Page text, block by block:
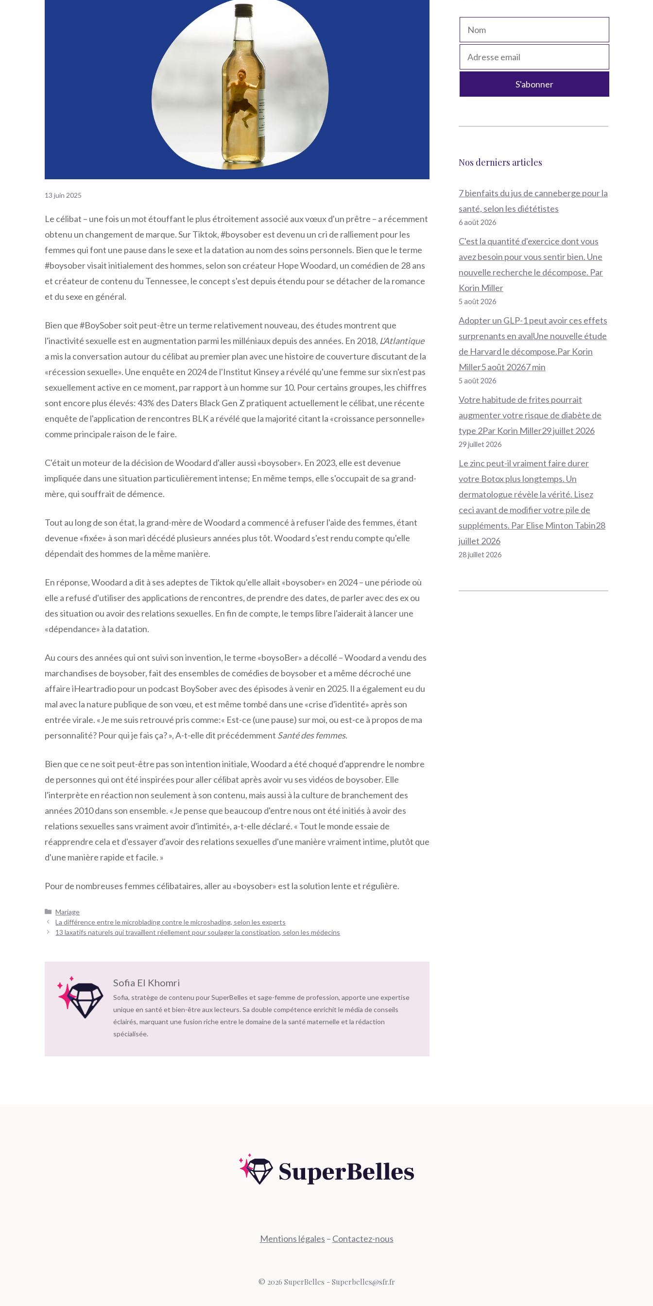
13 juin 2025
Le célibat – une fois un mot étouffant le plus étroitement associé aux vœux d'un prêtre – a récemment
obtenu un changement de marque. Sur Tiktok, #boysober est devenu un cri de ralliement pour les
femmes qui font une pause dans le sexe et la datation au nom des soins personnels. Bien que le terme
#boysober visait initialement des hommes, selon son créateur Hope Woodard, un comédien de 28 ans
et créateur de contenu du Tennessee, le concept s'est depuis étendu pour se détacher de la romance
et du sexe en général.
Bien que #BoySober soit peut-être un terme relativement nouveau, des études montrent que
l'inactivité sexuelle est en augmentation parmi les milléniaux depuis des années. En 2018, L'Atlantique
a mis la conversation autour du célibat au premier plan avec une histoire de couverture discutant de la
«récession sexuelle». Une enquête en 2024 de l'Institut Kinsey a révélé qu'une femme sur six n'est pas
sexuellement active en ce moment, par rapport à un homme sur 10. Pour certains groupes, les chiffres
sont encore plus élevés: 43% des Daters Black Gen Z pratiquent actuellement le célibat, une récente
enquête de l'application de rencontres BLK a révélé que la majorité citant la «croissance personnelle»
comme principale raison de le faire.
C'était un moteur de la décision de Woodard d'aller aussi «boysober». En 2023, elle est devenue
impliquée dans une situation particulièrement intense; En même temps, elle s'occupait de sa grand-
mère, qui souffrait de démence.
Tout au long de son état, la grand-mère de Woodard a commencé à refuser l'aide des femmes, étant
devenue «fixée» à son mari décédé plusieurs années plus tôt. Woodard s'est rendu compte qu'elle
dépendait des hommes de la même manière.
En réponse, Woodard a dit à ses adeptes de Tiktok qu'elle allait «boysober» en 2024 – une période où
elle a refusé d'utiliser des applications de rencontres, de prendre des dates, de parler avec des ex ou
des situation ou avoir des relations sexuelles. En fin de compte, le temps libre l'aiderait à lancer une
«dépendance» à la datation.
Au cours des années qui ont suivi son invention, le terme «boysoBer» a décollé – Woodard a vendu des
marchandises de boysober, fait des ensembles de comédies de boysober et a même décroché une
affaire iHeartradio pour un podcast BoySober avec des épisodes à venir en 2025. Il a également eu du
mal avec la nature publique de son vœu, et est même tombé dans une «crise d'identité» après son
entrée virale. «Je me suis retrouvé pris comme:« Est-ce (une pause) sur moi, ou est-ce à propos de ma
personnalité? Pour qui je fais ça? », A-t-elle dit précédemment Santé des femmes.
Bien que ce ne soit peut-être pas son intention initiale, Woodard a été choqué d'apprendre le nombre
de personnes qui ont été inspirées pour aller célibat après avoir vu ses vidéos de boysober. Elle
l'interprète en réaction non seulement à son contenu, mais aussi à la culture de branchement des
années 2010 dans son ensemble. «Je pense que beaucoup d'entre nous ont été initiés à avoir des
relations sexuelles sans vraiment avoir d'intimité», a-t-elle déclaré. « Tout le monde essaie de
réapprendre cela et d'essayer d'avoir des relations sexuelles d'une manière vraiment intime, plutôt que
d'une manière rapide et facile. »
Pour de nombreuses femmes célibataires, aller au «boysober» est la solution lente et régulière.
Catégories
Mariage
Navigation
des
La différence entre le microblading contre le microshading, selon les experts
13 laxatifs naturels qui travaillent réellement pour soulager la constipation, selon les médecins
Sofia El Khomri
Sofia, stratège de contenu pour SuperBelles et sage-femme de profession, apporte une expertise
unique en santé et bien-être aux lecteurs. Sa double compétence enrichit le média de conseils
éclairés, marquant une fusion riche entre le domaine de la santé maternelle et la rédaction
spécialisée.
Nos derniers articles
7 bienfaits du jus de canneberge pour la
santé, selon les diététistes
6 août 2026
C'est la quantité d'exercice dont vous
avez besoin pour vous sentir bien. Une
nouvelle recherche le décompose. Par
Korin Miller
5 août 2026
Adopter un GLP-1 peut avoir ces effets
surprenants en avalUne nouvelle étude
de Harvard le décompose.Par Korin
Miller5 août 20267 min
5 août 2026
Votre habitude de frites pourrait
augmenter votre risque de diabète de
type 2Par Korin Miller29 juillet 2026
29 juillet 2026
Le zinc peut-il vraiment faire durer
votre Botox plus longtemps. Un
dermatologue révèle la vérité. Lisez
ceci avant de modifier votre pile de
suppléments. Par Elise Minton Tabin28
juillet 2026
28 juillet 2026
Mentions légales – Contactez-nous
© 2026 SuperBelles - Superbelles@sfr.fr